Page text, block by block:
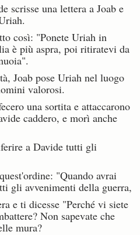
scrisse una lettera a Joab e
così: "Ponete Uriah in
è più aspra, poi ritiratevi da
Joab pose Uriah nel luogo
valorosi.
una sortita e attaccarono
caddero, e morì anche
a Davide tutti gli
"Quando avrai
gli avvenimenti della guerra,
e ti dicesse "Perché vi siete
Non sapevate che
mura?